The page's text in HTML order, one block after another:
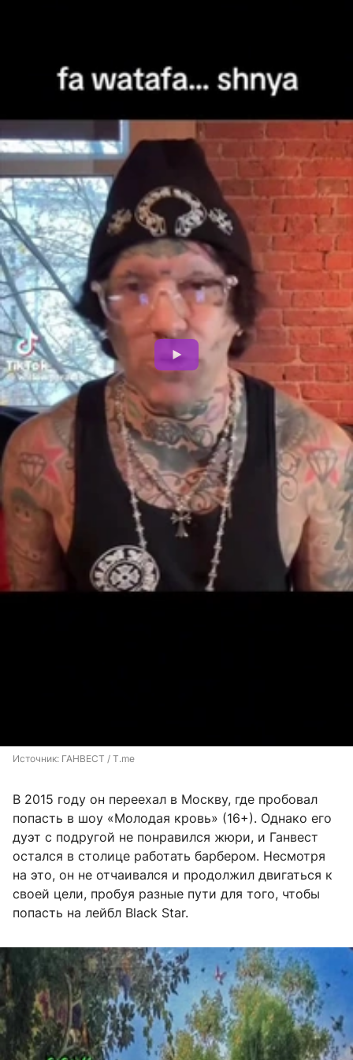
Источник: ГАНВЕСТ / T.me
В 2015 году он переехал в Москву, где пробовал
попасть в шоу «Молодая кровь» (16+). Однако его
дуэт с подругой не понравился жюри, и Ганвест
остался в столице работать барбером. Несмотря
на это, он не отчаивался и продолжил двигаться к
своей цели, пробуя разные пути для того, чтобы
попасть на лейбл Black Star.